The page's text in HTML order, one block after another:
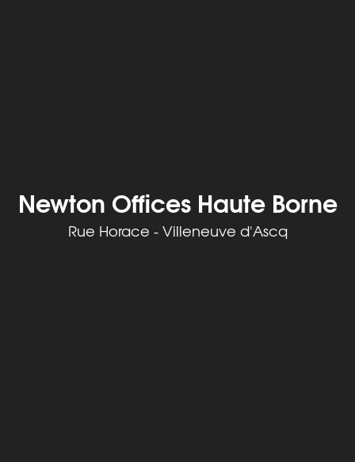
Newton Offices Haute Borne
Rue Horace - Villeneuve d'Ascq